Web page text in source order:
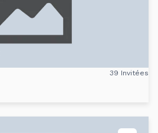
39 Invitées